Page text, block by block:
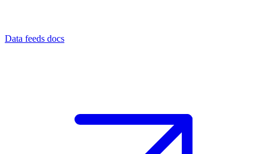
Data feeds docs